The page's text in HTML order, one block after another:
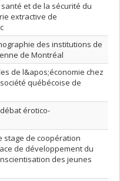
et de la sécurité du
extractive de
des institutions de
de Montréal
de l&apos;économie chez
québécoise de
érotico-
stage de coopération
de développement du
des jeunes